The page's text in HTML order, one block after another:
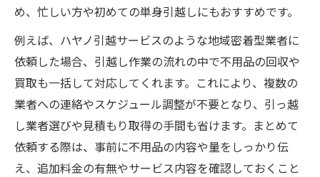
め、忙しい方や初めての単身引越しにもおすすめです。
例えば、ハヤノ引越サービスのような地域密着型業者に
依頼した場合、引越し作業の流れの中で不用品の回収や
買取も一括して対応してくれます。これにより、複数の
業者への連絡やスケジュール調整が不要となり、引っ越
し業者選びや見積もり取得の手間も省けます。まとめて
依頼する際は、事前に不用品の内容や量をしっかり伝
え、追加料金の有無やサービス内容を確認しておくこと